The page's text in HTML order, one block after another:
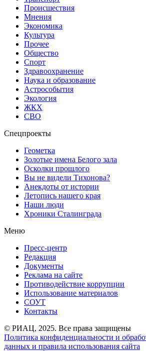
Происшествия
Мнения
Экономика
Культура
Прочее
Общество
Спорт
Здравоохранение
Наука и образование
Астрособытия
Экология
ЖКХ
СВО
Спецпроекты
Геометка
Золотые имена Белого зала
Осколки прошлого
Вы не видели Тихонова?
Анекдоты от истории
Летопись нашего края
Наши люди
Хроники Сталинграда
Меню
Пресс-центр
Редакция
Документы
Реклама на сайте
Противодействие коррупции
Использование материалов
СОУТ
Контакты
© РИАЦ, 2025. Все права защищены
Политика конфиденциальности и
данных и правила использования сайта